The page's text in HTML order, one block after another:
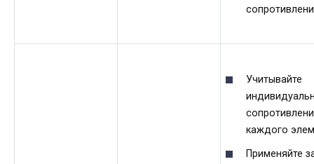
Учитывайте
каждого
Применяйте